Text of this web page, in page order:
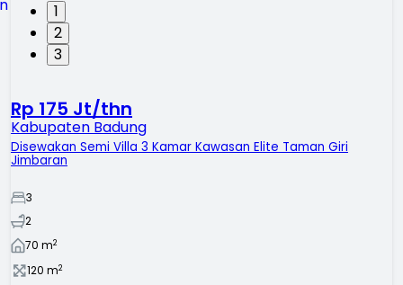
1
2
3
Rp 175 Jt/thn
Kabupaten Badung
Disewakan Semi Villa 3 Kamar Kawasan Elite Taman Giri
Jimbaran
3
2
70 m2
120 m2